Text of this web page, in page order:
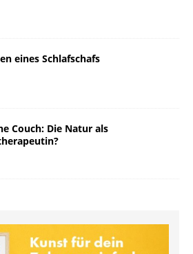
eines Schlafschafs
Couch: Die Natur als